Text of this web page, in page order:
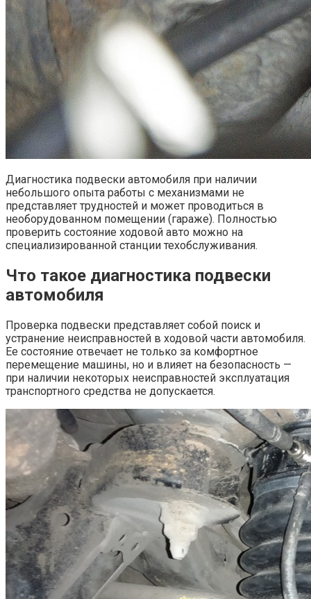
Диагностика подвески автомобиля при наличии
небольшого опыта работы с механизмами не
представляет трудностей и может проводиться в
необорудованном помещении (гараже). Полностью
проверить состояние ходовой авто можно на
специализированной станции техобслуживания.
Что такое диагностика подвески
автомобиля
Проверка подвески представляет собой поиск и
устранение неисправностей в ходовой части автомобиля.
Ее состояние отвечает не только за комфортное
перемещение машины, но и влияет на безопасность —
при наличии некоторых неисправностей эксплуатация
транспортного средства не допускается.